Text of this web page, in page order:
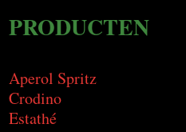
PRODUCTEN
Aperol Spritz
Crodino
Estathé